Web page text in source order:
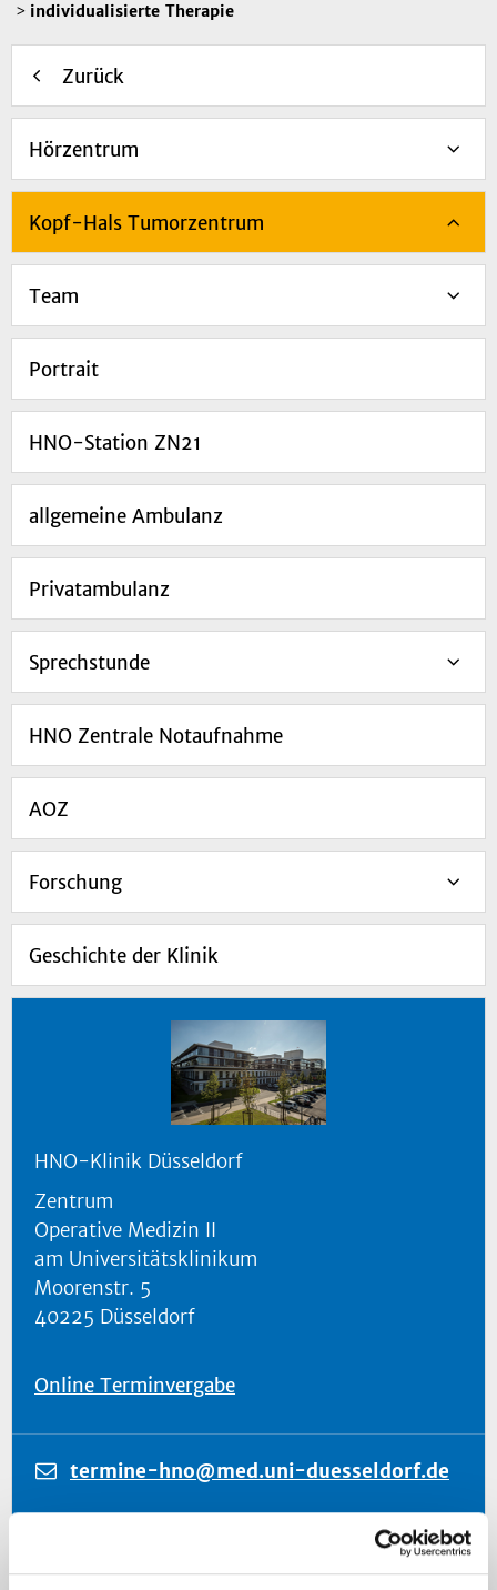
> individualisierte Therapie
Zurück
Hörzentrum
Kopf-Hals Tumorzentrum
Team
Portrait
HNO-Station ZN21
allgemeine Ambulanz
Privatambulanz
Sprechstunde
HNO Zentrale Notaufnahme
AOZ
Forschung
Geschichte der Klinik
HNO-Klinik Düsseldorf
Zentrum
Operative Medizin II
am Universitätsklinikum
Moorenstr. 5
40225 Düsseldorf
Online Terminvergabe
termine-hno@med.uni-duesseldorf.de